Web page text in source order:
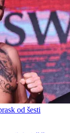
od šesti